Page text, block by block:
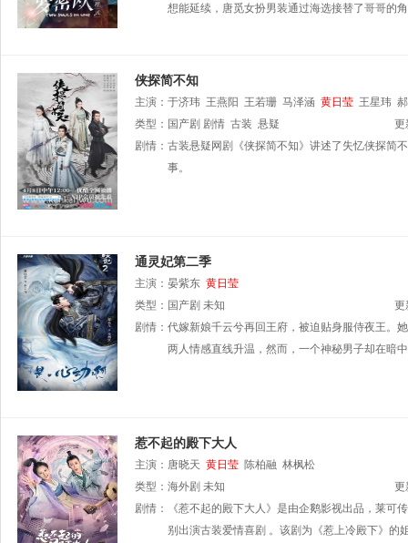
想能延续，唐觅女扮男装通过海选接替了哥哥的
侠探简不知
主演： 于济玮 王燕阳 王若珊 马泽涵 黄日莹 王星玮
类型： 国产剧 剧情 古装 悬疑
更
剧情： 古装悬疑网剧《侠探简不知》讲述了失忆侠探简
事。
通灵妃第二季
主演： 晏紫东 黄日莹
类型： 国产剧 未知
更
剧情： 代嫁新娘千云兮再回王府，被迫贴身服侍夜王。
两人情感直线升温，然而，一个神秘男子却在
惹不起的殿下大人
主演： 唐晓天 黄日莹 陈柏融 林枫松
类型： 海外剧 未知
更
剧情：
《惹不起的殿下大人》是由企鹅影视出品，莱
别出演古装爱情喜剧 。该剧为《惹上冷殿下》的